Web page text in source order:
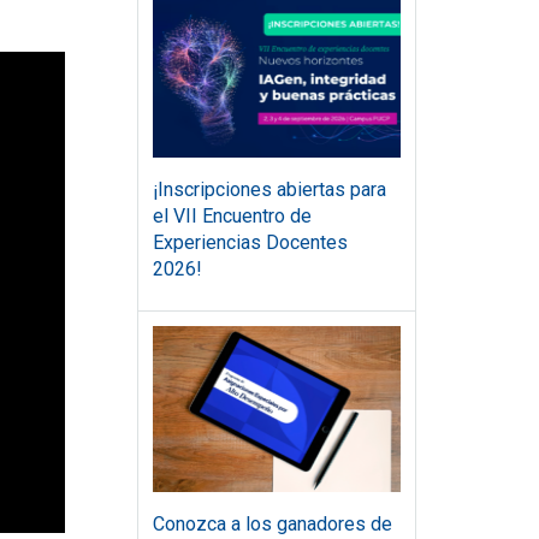
¡Inscripciones abiertas para
el VII Encuentro de
Experiencias Docentes
2026!
Conozca a los ganadores de